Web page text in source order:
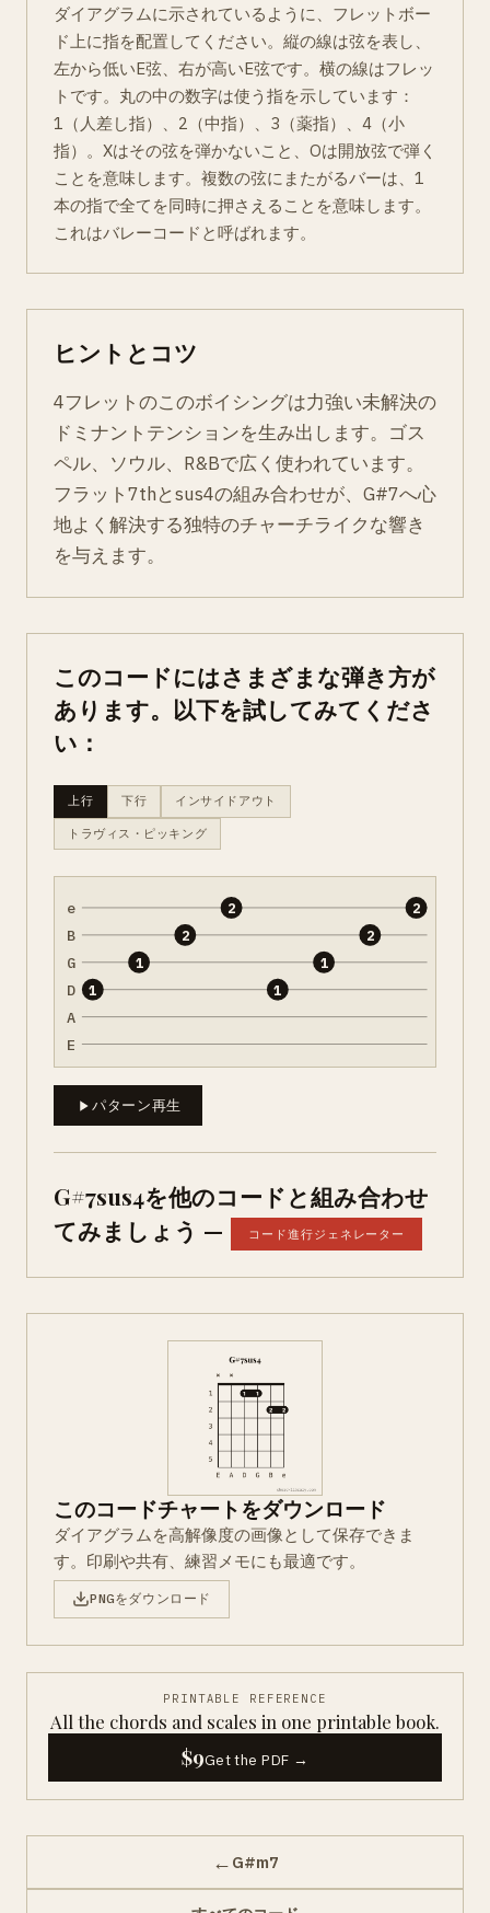
ダイアグラムに示されているように、フレットボー
ド上に指を配置してください。縦の線は弦を表し、
左から低いE弦、右が高いE弦です。横の線はフレッ
トです。丸の中の数字は使う指を示しています：
1（人差し指）、2（中指）、3（薬指）、4（小
指）。Xはその弦を弾かないこと、Oは開放弦で弾く
ことを意味します。複数の弦にまたがるバーは、1
本の指で全てを同時に押さえることを意味します。
これはバレーコードと呼ばれます。
ヒントとコツ
4フレットのこのボイシングは力強い未解決の
ドミナントテンションを生み出します。ゴス
ペル、ソウル、R&Bで広く使われています。
フラット7thとsus4の組み合わせが、G#7へ心
地よく解決する独特のチャーチライクな響き
を与えます。
このコードにはさまざまな弾き方が
あります。以下を試してみてくださ
い：
上行 下行 インサイドアウト
トラヴィス・ピッキング
e
B
G
D
A
E
1
1
2
2
1
1
2
2
パターン再生
G#7sus4を他のコードと組み合わせ
てみましょう —
コード進行ジェネレーター
このコードチャートをダウンロード
ダイアグラムを高解像度の画像として保存できま
す。印刷や共有、練習メモにも最適です。
PNGをダウンロード
PRINTABLE REFERENCE
All the chords and scales in one printable book.
$9Get the PDF →
← G#m7